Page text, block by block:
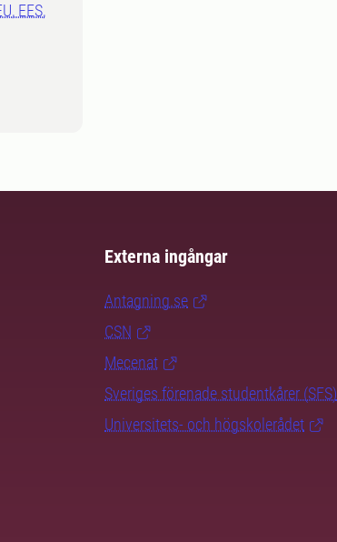
EES,
Externa ingångar
Antagning.se
CSN
Mecenat
Sveriges förenade studentkårer (SFS)
Universitets- och högskolerådet